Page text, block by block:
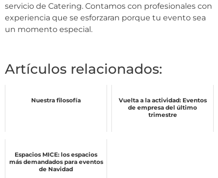
servicio de Catering. Contamos con profesionales con
experiencia que se esforzaran porque tu evento sea
un momento especial.
Artículos relacionados:
Nuestra filosofía
Vuelta a la actividad: Eventos
de empresa del último
trimestre
Espacios MICE: los espacios
más demandados para eventos
de Navidad